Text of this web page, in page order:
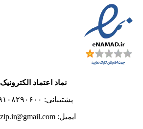
نماد اعتماد الکترونیک
پشتیبانی: ۰۹۱۰۸۲۹۰۶۰۰
ایمیل: petzip.ir@gmail.com